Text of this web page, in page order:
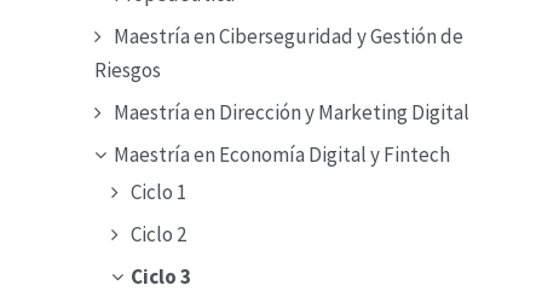
Maestría en Ciberseguridad y Gestión de
Riesgos
Maestría en Dirección y Marketing Digital
Maestría en Economía Digital y Fintech
Ciclo 1
Ciclo 2
Ciclo 3